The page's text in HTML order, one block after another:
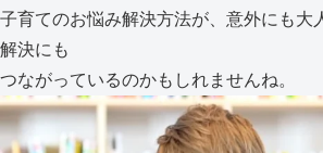
子育てのお悩み解決方法が、意外にも大
解決にも
つながっているのかもしれませんね。